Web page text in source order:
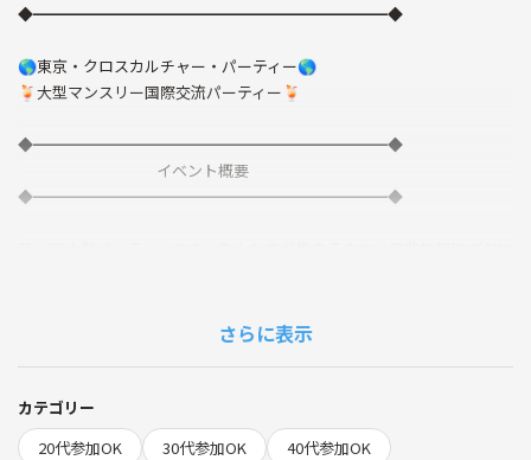
◆━━━━━━━━━━━━━━━━━━━━━━━◆
🌎東京・クロスカルチャー・パーティー🌎
🍹大型マンスリー国際交流パーティー🍹
◆━━━━━━━━━━━━━━━━━━━━━━━◆
イベント概要
◆━━━━━━━━━━━━━━━━━━━━━━━◆
中国語＆英語を勉強中の方もお気軽にご参加下さい。
・会場を貸し切りにしております。
┗━【コミュニティ特典】━★
さらに表示
カテゴリー
20代参加OK
30代参加OK
40代参加OK